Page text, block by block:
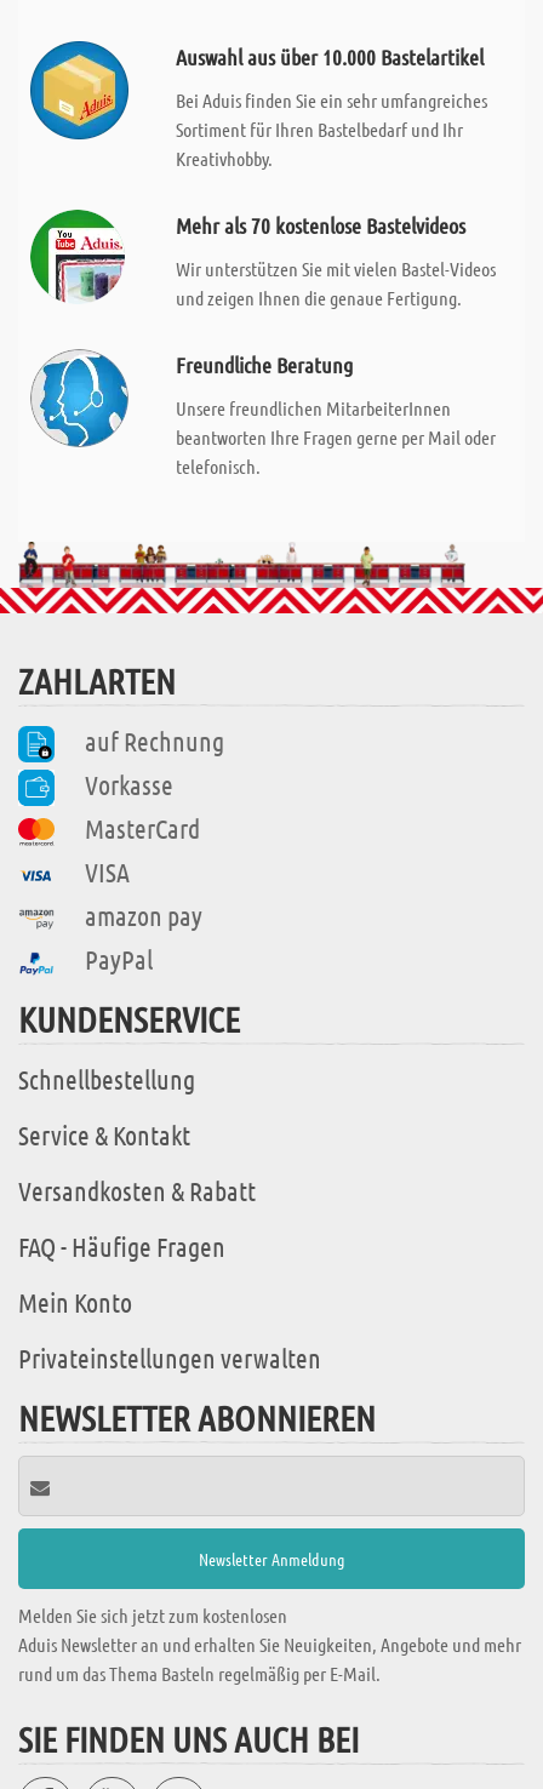
Auswahl aus über 10.000 Bastelartikel
Bei Aduis finden Sie ein sehr umfangreiches
Sortiment für Ihren Bastelbedarf und Ihr
Kreativhobby.
Mehr als 70 kostenlose Bastelvideos
Wir unterstützen Sie mit vielen Bastel-Videos
und zeigen Ihnen die genaue Fertigung.
Freundliche Beratung
Unsere freundlichen MitarbeiterInnen
beantworten Ihre Fragen gerne per Mail oder
telefonisch.
ZAHLARTEN
auf Rechnung
Vorkasse
MasterCard
VISA
amazon pay
PayPal
KUNDENSERVICE
Schnellbestellung
Service & Kontakt
Versandkosten & Rabatt
FAQ - Häufige Fragen
Mein Konto
Privateinstellungen verwalten
NEWSLETTER ABONNIEREN
Melden Sie sich jetzt zum kostenlosen
Aduis Newsletter an und erhalten Sie Neuigkeiten, Angebote und mehr
rund um das Thema Basteln regelmäßig per E-Mail.
SIE FINDEN UNS AUCH BEI